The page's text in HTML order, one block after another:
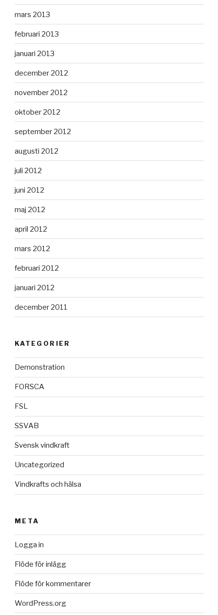
mars 2013
februari 2013
januari 2013
december 2012
november 2012
oktober 2012
september 2012
augusti 2012
juli 2012
juni 2012
maj 2012
april 2012
mars 2012
februari 2012
januari 2012
december 2011
KATEGORIER
Demonstration
FORSCA
FSL
SSVAB
Svensk vindkraft
Uncategorized
Vindkrafts och hälsa
META
Logga in
Flöde för inlägg
Flöde för kommentarer
WordPress.org